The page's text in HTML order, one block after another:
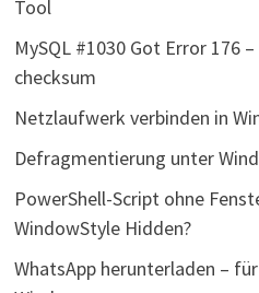
Tool
MySQL #1030 Got Error 176
checksum
Netzlaufwerk verbinden in
Defragmentierung unter
PowerShell-Script ohne
WindowStyle Hidden?
WhatsApp herunterladen –